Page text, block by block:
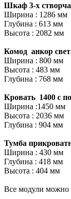
Шкаф 3-х
Ширина : 1286 мм
Глубина : 613 мм
Высота : 2082 мм
Комод анкор
Ширина : 800 мм
Высота : 483 мм
Глубина : 768 мм
Кровать 1400 с
Ширина :1450 мм
Высота : 2036 мм
Глубина : 904 мм
Тумба
Ширина : 430 мм
Глубина : 418 мм
Высота : 404 мм
Все модули можно